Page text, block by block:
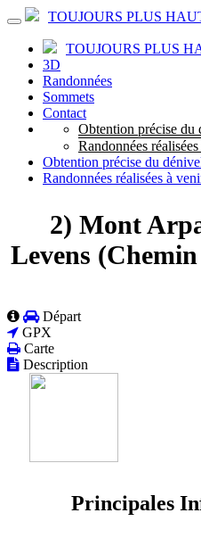
TOUJOURS PLUS
TOUJOURS PLUS
3D
Randonnées
Sommets
Contact
Obtention précise du
Randonnées
Obtention précise du
Randonnées réalisées à
2) Mont
Levens
Départ
GPX
Carte
Description
Principales